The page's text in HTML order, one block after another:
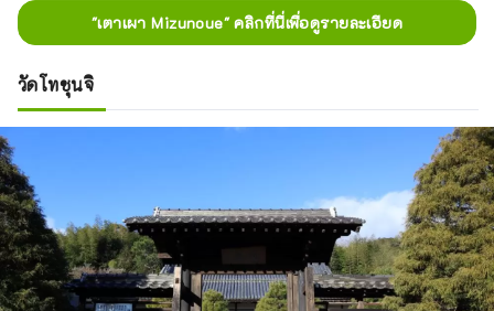
โรงนาของวัด ให้ความรู้สึกถึงความหลัง
แม้ว่าจะยังใหม่อยู่ก็ตาม มันถูกออกแบบ
"เตาเผา Mizunoue" คลิกที่นี่เพื่อดูรายละเอียด
วัดโทชุนจิ